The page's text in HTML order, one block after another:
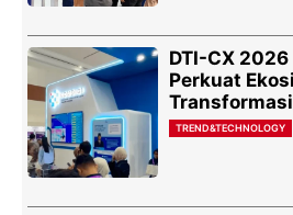
DTI-CX
Perkuat
TREND&TECHNOLOGY